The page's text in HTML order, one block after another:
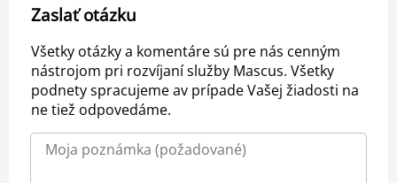
Zaslať otázku
Všetky otázky a komentáre sú pre nás cenným
nástrojom pri rozvíjaní služby Mascus. Všetky
podnety spracujeme av prípade Vašej žiadosti na
ne tiež odpovedáme.